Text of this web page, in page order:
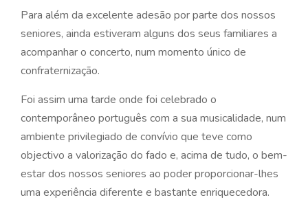
Para além da excelente adesão por parte dos nossos
seniores, ainda estiveram alguns dos seus familiares a
acompanhar o concerto, num momento único de
confraternização.
Foi assim uma tarde onde foi celebrado o
contemporâneo português com a sua musicalidade, num
ambiente privilegiado de convívio que teve como
objectivo a valorização do fado e, acima de tudo, o bem-
estar dos nossos seniores ao poder proporcionar-lhes
uma experiência diferente e bastante enriquecedora.